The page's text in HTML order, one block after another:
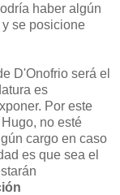
haber algún
se posicione
D'Onofrio será el
es
Por este
no esté
cargo en caso
es que sea el